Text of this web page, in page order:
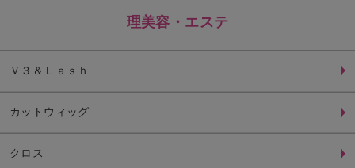
理美容・エステ
Ｖ３＆Ｌａｓｈ
カットウィッグ
クロス